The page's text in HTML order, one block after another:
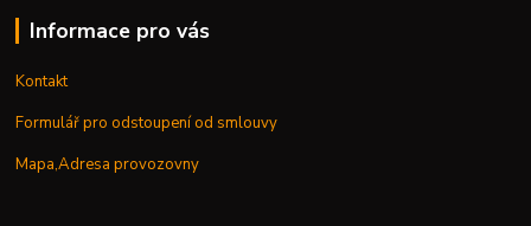
Informace pro vás
Kontakt
Formulář pro odstoupení od smlouvy
Mapa,Adresa provozovny